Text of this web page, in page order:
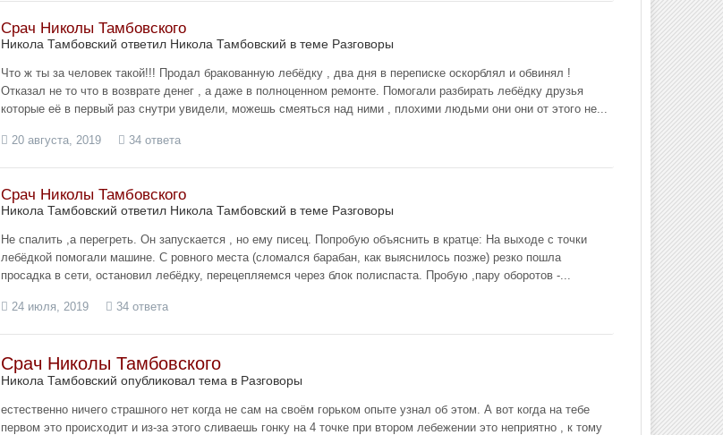
Срач Николы Тамбовского
Никола Тамбовский ответил Никола Тамбовский в теме Разговоры
Что ж ты за человек такой!!! Продал бракованную лебёдку , два дня в переписке оскорблял и обвинял !
Отказал не то что в возврате денег , а даже в полноценном ремонте. Помогали разбирать лебёдку друзья
которые её в первый раз снутри увидели, можешь смеяться над ними , плохими людьми они они от этого не...
20 августа, 2019 34 ответа
Срач Николы Тамбовского
Никола Тамбовский ответил Никола Тамбовский в теме Разговоры
Не спалить ,а перегреть. Он запускается , но ему писец. Попробую объяснить в кратце: На выходе с точки
лебёдкой помогали машине. С ровного места (сломался барабан, как выяснилось позже) резко пошла
просадка в сети, остановил лебёдку, перецепляемся через блок полиспаста. Пробую ,пару оборотов -...
24 июля, 2019 34 ответа
Срач Николы Тамбовского
Никола Тамбовский опубликовал тема в Разговоры
естественно ничего страшного нет когда не сам на своём горьком опыте узнал об этом. А вот когда на тебе
первом это происходит и из-за этого сливаешь гонку на 4 точке при втором лебежении это неприятно , к тому